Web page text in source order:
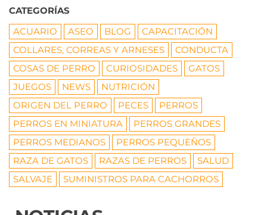
CATEGORÍAS
ACUARIO
ASEO BLOG
CAPACITACIÓN
COLLARES, CORREAS Y ARNESES
CONDUCTA
COSAS DE PERRO
CURIOSIDADES
GATOS
JUEGOS
NEWS
NUTRICIÓN
ORIGEN DEL PERRO
PECES
PERROS
PERROS EN MINIATURA
PERROS GRANDES
PERROS MEDIANOS
PERROS PEQUEÑOS
RAZA DE GATOS
RAZAS DE PERROS
SALUD
SALVAJE
SUMINISTROS PARA CACHORROS